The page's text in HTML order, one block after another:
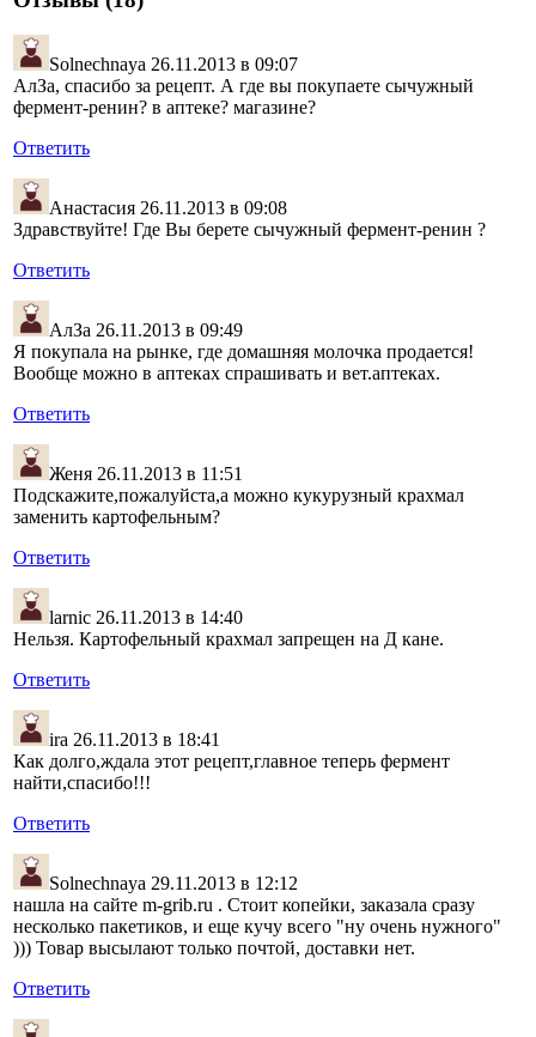
Solnechnaya 26.11.2013 в 09:07
АлЗа, спасибо за рецепт. А где вы покупаете сычужный
фермент-ренин? в аптеке? магазине?
Ответить
Анастасия 26.11.2013 в 09:08
Здравствуйте! Где Вы берете сычужный фермент-ренин ?
Ответить
АлЗа 26.11.2013 в 09:49
Я покупала на рынке, где домашняя молочка продается!
Вообще можно в аптеках спрашивать и вет.аптеках.
Ответить
Женя 26.11.2013 в 11:51
Подскажите,пожалуйста,а можно кукурузный крахмал
заменить картофельным?
Ответить
larnic 26.11.2013 в 14:40
Нельзя. Картофельный крахмал запрещен на Д кане.
Ответить
ira 26.11.2013 в 18:41
Как долго,ждала этот рецепт,главное теперь фермент
найти,спасибо!!!
Ответить
Solnechnaya 29.11.2013 в 12:12
нашла на сайте m-grib.ru . Стоит копейки, заказала сразу
несколько пакетиков, и еще кучу всего "ну очень нужного"
))) Товар высылают только почтой, доставки нет.
Ответить